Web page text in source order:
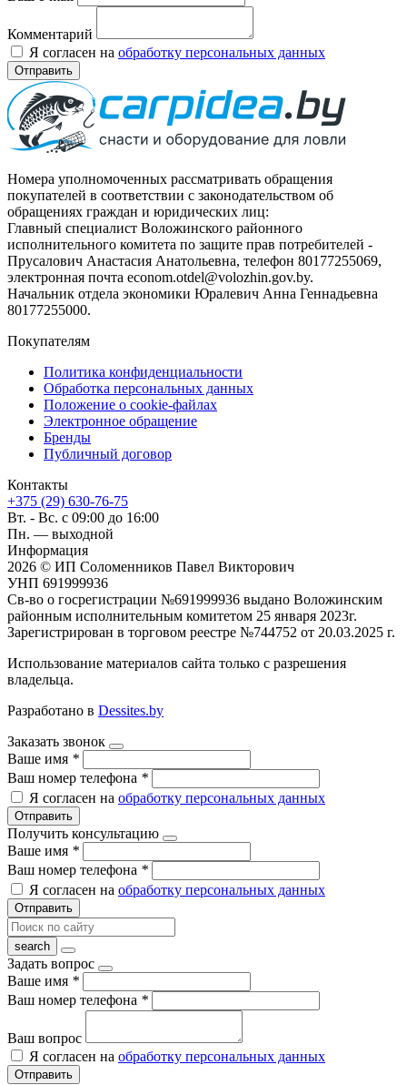
Комментарий
Я согласен на обработку персональных данных
Отправить
Номера уполномоченных рассматривать обращения
покупателей в соответствии с законодательством об
обращениях граждан и юридических лиц:
Главный специалист Воложинского районного
исполнительного комитета по защите прав потребителей -
Прусалович Анастасия Анатольевна, телефон 80177255069,
электронная почта econom.otdel@volozhin.gov.by.
Начальник отдела экономики Юралевич Анна Геннадьевна
80177255000.
Покупателям
Политика конфиденциальности
Обработка персональных данных
Положение о cookie-файлах
Электронное обращение
Бренды
Публичный договор
Контакты
+375 (29) 630-76-75
Вт. - Вс. с 09:00 до 16:00
Пн. — выходной
Информация
2026 © ИП Соломенников Павел Викторович
УНП 691999936
Св-во о госрегистрации №691999936 выдано Воложинским
районным исполнительным комитетом 25 января 2023г.
Зарегистрирован в торговом реестре №744752 от 20.03.2025 г.
Использование материалов сайта только с разрешения
владельца.
Разработано в Dessites.by
Заказать звонок
Ваше имя *
Ваш номер телефона *
Я согласен на обработку персональных данных
Отправить
Получить консультацию
Ваше имя *
Ваш номер телефона *
Я согласен на обработку персональных данных
Отправить
Задать вопрос
Ваше имя *
Ваш номер телефона *
Ваш вопрос
Я согласен на обработку персональных данных
Отправить